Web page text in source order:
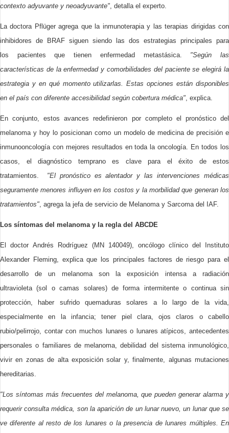
contexto adyuvante y neoadyuvante", detalla el experto.
La doctora Pflüger agrega que la inmunoterapia y las terapias dirigidas con
inhibidores de BRAF siguen siendo las dos estrategias principales para
los pacientes que tienen enfermedad metastásica. "Según las
características de la enfermedad y comorbilidades del paciente se elegirá la
estrategia y en qué momento utilizarlas. Estas opciones están disponibles
en el país con diferente accesibilidad según cobertura médica", explica.
En conjunto, estos avances redefinieron por completo el pronóstico del
melanoma y hoy lo posicionan como un modelo de medicina de precisión e
inmunooncología con mejores resultados en toda la oncología. En todos los
casos, el diagnóstico temprano es clave para el éxito de estos
tratamientos. "El pronóstico es alentador y las intervenciones médicas
seguramente menores influyen en los costos y la morbilidad que generan los
tratamientos", agrega la jefa de servicio de Melanoma y Sarcoma del IAF.
Los síntomas del melanoma y la regla del ABCDE
El doctor Andrés Rodríguez (MN 140049), oncólogo clínico del Instituto
Alexander Fleming, explica que los principales factores de riesgo para el
desarrollo de un melanoma son la exposición intensa a radiación
ultravioleta (sol o camas solares) de forma intermitente o continua sin
protección, haber sufrido quemaduras solares a lo largo de la vida,
especialmente en la infancia; tener piel clara, ojos claros o cabello
rubio/pelirrojo, contar con muchos lunares o lunares atípicos, antecedentes
personales o familiares de melanoma, debilidad del sistema inmunológico,
vivir en zonas de alta exposición solar y, finalmente, algunas mutaciones
hereditarias.
"Los síntomas más frecuentes del melanoma, que pueden generar alarma y
requerir consulta médica, son la aparición de un lunar nuevo, un lunar que se
ve diferente al resto de los lunares o la presencia de lunares múltiples. En